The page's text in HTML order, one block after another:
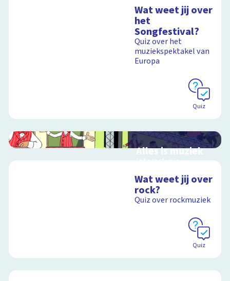
Wat weet jij over
het
Songfestival?
Quiz over het
muziekspektakel van
Europa
Quiz
Alles is muziek
Interactieve
muziekinstrumenten
en muziekstijlen
Schoolplaat
Wat weet jij over
rock?
Quiz over rockmuziek
Quiz